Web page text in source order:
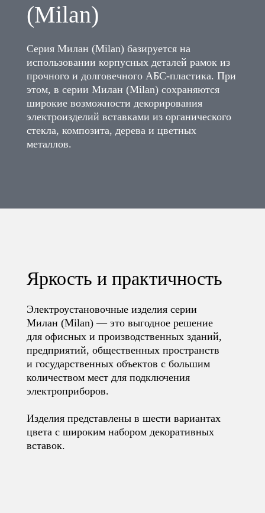
(Milan)
Серия Милан (Milan) базируется на
использовании корпусных деталей рамок из
прочного и долговечного АБС-пластика. При
этом, в серии Милан (Milan) сохраняются
широкие возможности декорирования
электроизделий вставками из органического
стекла, композита, дерева и цветных
металлов.
Яркость и практичность
Электроустановочные изделия серии
Милан (Milan) — это выгодное решение
для офисных и производственных зданий,
предприятий, общественных пространств
и государственных объектов с большим
количеством мест для подключения
электроприборов.
Изделия представлены в шести вариантах
цвета с широким набором декоративных
вставок.